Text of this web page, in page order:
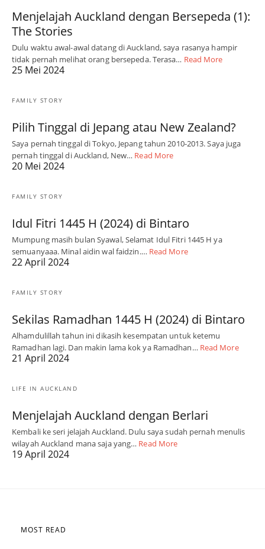
Menjelajah Auckland dengan Bersepeda (1):
The Stories
Dulu waktu awal-awal datang di Auckland, saya rasanya hampir
tidak pernah melihat orang bersepeda. Terasa… Read More
25 Mei 2024
FAMILY STORY
Pilih Tinggal di Jepang atau New Zealand?
Saya pernah tinggal di Tokyo, Jepang tahun 2010-2013. Saya juga
pernah tinggal di Auckland, New… Read More
20 Mei 2024
FAMILY STORY
Idul Fitri 1445 H (2024) di Bintaro
Mumpung masih bulan Syawal, Selamat Idul Fitri 1445 H ya
semuanyaaa. Minal aidin wal faidzin.… Read More
22 April 2024
FAMILY STORY
Sekilas Ramadhan 1445 H (2024) di Bintaro
Alhamdulillah tahun ini dikasih kesempatan untuk ketemu
Ramadhan lagi. Dan makin lama kok ya Ramadhan… Read More
21 April 2024
LIFE IN AUCKLAND
Menjelajah Auckland dengan Berlari
Kembali ke seri jelajah Auckland. Dulu saya sudah pernah menulis
wilayah Auckland mana saja yang… Read More
19 April 2024
MOST READ